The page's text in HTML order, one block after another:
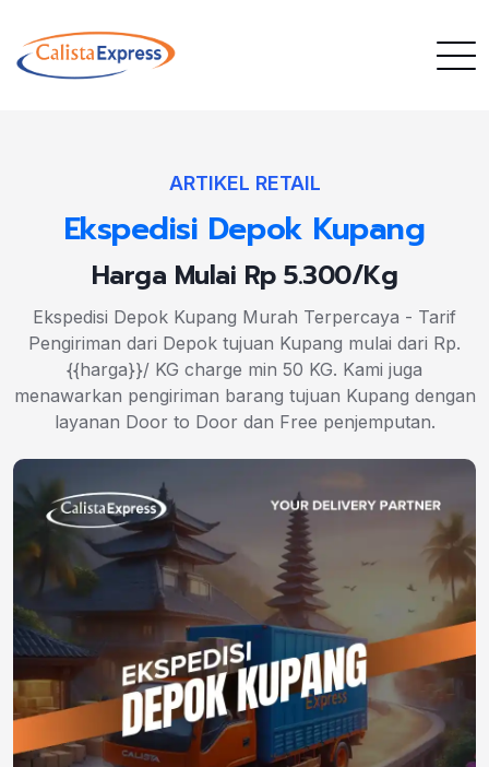
ARTIKEL RETAIL
Ekspedisi Depok Kupang
Harga Mulai Rp 5.300/Kg
Ekspedisi Depok Kupang Murah Terpercaya - Tarif
Pengiriman dari Depok tujuan Kupang mulai dari Rp.
{{harga}}/ KG charge min 50 KG. Kami juga
menawarkan pengiriman barang tujuan Kupang dengan
layanan Door to Door dan Free penjemputan.